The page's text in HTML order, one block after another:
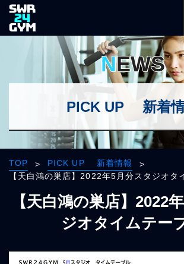
NEWS
PICK UP 新着
TOP > PICK UP 新着情報
>
【天白鴻の巣店】2022年5月分スタジオタ
【天白鴻の巣店】2022
ジオタイムテー